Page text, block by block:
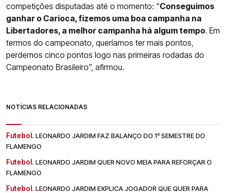
competições disputadas até o momento: “Conseguimos
ganhar o Carioca, fizemos uma boa campanha na
Libertadores, a melhor campanha há algum tempo. Em
termos do campeonato, queríamos ter mais pontos,
perdemos cinco pontos logo nas primeiras rodadas do
Campeonato Brasileiro”, afirmou.
NOTÍCIAS RELACIONADAS
Futebol. LEONARDO JARDIM FAZ BALANÇO DO 1º SEMESTRE DO
FLAMENGO
Futebol. LEONARDO JARDIM QUER NOVO MEIA PARA REFORÇAR O
FLAMENGO
Futebol. LEONARDO JARDIM EXPLICA JOGADOR QUE QUER PARA